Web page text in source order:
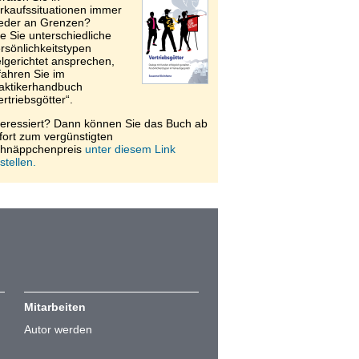
immer
an Grenzen?
Sie unterschiedliche
ansprechen,
Sie im
Dann können Sie das Buch ab
zum vergünstigten
unter diesem Link
Mitarbeiten
Autor werden